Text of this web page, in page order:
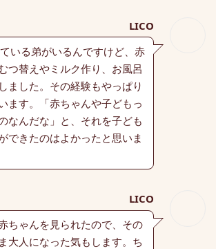
LICO
いる弟がいるんですけど、赤
つ替えやミルク作り、お風呂
ました。その経験もやっぱり
ます。「赤ちゃんや子どもっ
なんだな」と、それを子ども
できたのはよかったと思いま
LICO
ちゃんを見られたので、その
大人になった気もします。ち